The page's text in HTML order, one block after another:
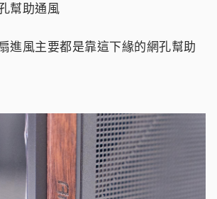
幫助通風
進風主要都是靠這下緣的網孔幫助